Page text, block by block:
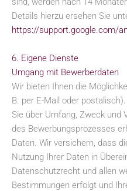
Details hierzu ersehen Sie
https://support.google.com/
6. Eigene Dienste
Umgang mit Bewerberdaten
Wir bieten Ihnen die
B. per E-Mail oder
Sie über Umfang, Zweck und
des Bewerbungsprozesses
Daten. Wir versichern, dass
Nutzung Ihrer Daten in
Datenschutzrecht und allen
Bestimmungen erfolgt und